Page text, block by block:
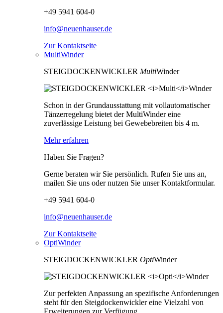
+49 5941 604-0
info@neuenhauser.de
Zur Kontaktseite
MultiWinder
STEIGDOCKENWICKLER MultiWinder
Schon in der Grundausstattung mit vollautomatischer
Tänzerregelung bietet der MultiWinder eine
zuverlässige Leistung bei Gewebebreiten bis 4 m.
Mehr erfahren
Haben Sie Fragen?
Gerne beraten wir Sie persönlich. Rufen Sie uns an,
mailen Sie uns oder nutzen Sie unser Kontaktformular.
+49 5941 604-0
info@neuenhauser.de
Zur Kontaktseite
OptiWinder
STEIGDOCKENWICKLER OptiWinder
Zur perfekten Anpassung an spezifische Anforderungen
steht für den Steigdockenwickler eine Vielzahl von
Erweiterungen zur Verfügung.